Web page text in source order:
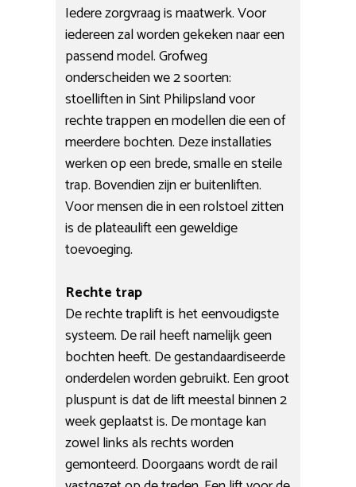
Iedere zorgvraag is maatwerk. Voor
iedereen zal worden gekeken naar een
passend model. Grofweg
onderscheiden we 2 soorten:
stoelliften in Sint Philipsland voor
rechte trappen en modellen die een of
meerdere bochten. Deze installaties
werken op een brede, smalle en steile
trap. Bovendien zijn er buitenliften.
Voor mensen die in een rolstoel zitten
is de plateaulift een geweldige
toevoeging.
Rechte trap
De rechte traplift is het eenvoudigste
systeem. De rail heeft namelijk geen
bochten heeft. De gestandaardiseerde
onderdelen worden gebruikt. Een groot
pluspunt is dat de lift meestal binnen 2
week geplaatst is. De montage kan
zowel links als rechts worden
gemonteerd. Doorgaans wordt de rail